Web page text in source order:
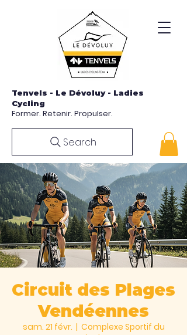
Tenvels - Le Dévoluy - Ladies
Cycling
Former. Retenir. Propulser.
Search
Circuit des Plages
Vendéennes
sam. 21 févr.
  |
Complexe Sportif du